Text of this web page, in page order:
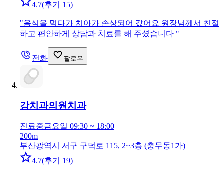
4.7(후기 15)
"음식을 먹다가 치아가 손상되어 갔어요 원장님께서 친절
하고 편안하게 상담과 치료를 해 주셨습니다 "
전화 팔로우
강치과의원 치과
진료중금요일 09:30 ~ 18:00
200m
부산광역시 서구 구덕로 115, 2~3층 (충무동1가)
4.7(후기 19)